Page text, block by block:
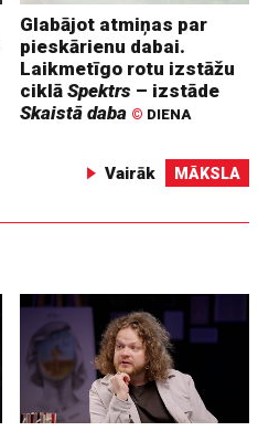
Glabājot atmiņas par
pieskārienu dabai.
Laikmetīgo rotu izstāžu
ciklāSpektrs – izstāde
Skaistā daba © DIENA
Vairāk MĀKSLA